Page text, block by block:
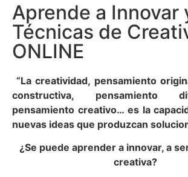
Aprende a Innovar
Técnicas de
ONLINE
“La creatividad, pensamiento
constructiva, pensamiento
pensamiento creativo… es la
nuevas ideas que produzcan
¿Se puede aprender a innovar, a
creativa?